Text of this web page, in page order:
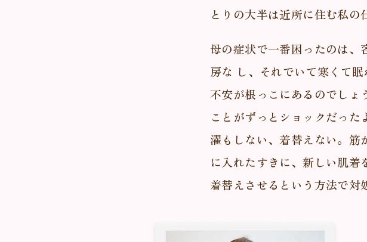
とりの大半は近所に住む私の
母の症状で一番困ったのは
房な し、それでいて寒くて
不安が根っこにあるのでしょ
ことがずっとショックだっ
濯もしない、着替えない。筋
に入れたすきに、新しい肌着
着替えさせるという方法で対